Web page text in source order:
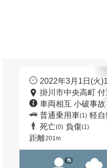
2022年3月1日(火
掛川市中央高町 付
車両相互 小破事故
普通乗用車(1) 軽自
死亡(0) 負傷(1)
距離201m
他